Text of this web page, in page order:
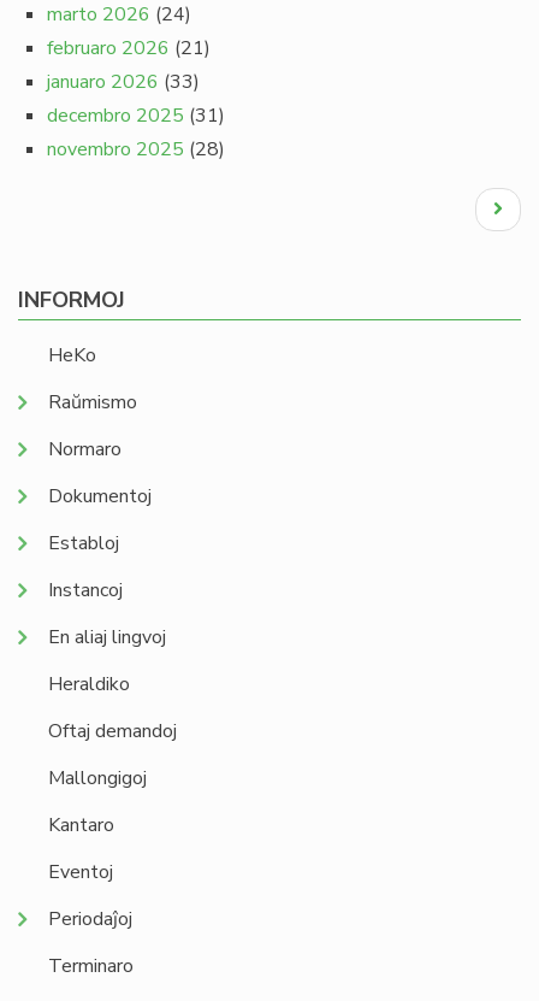
marto 2026 (24)
februaro 2026 (21)
januaro 2026 (33)
decembro 2025 (31)
novembro 2025 (28)
Next
page
INFORMOJ
HeKo
Raŭmismo
Normaro
Dokumentoj
Establoj
Instancoj
En aliaj lingvoj
Heraldiko
Oftaj demandoj
Mallongigoj
Kantaro
Eventoj
Periodaĵoj
Terminaro